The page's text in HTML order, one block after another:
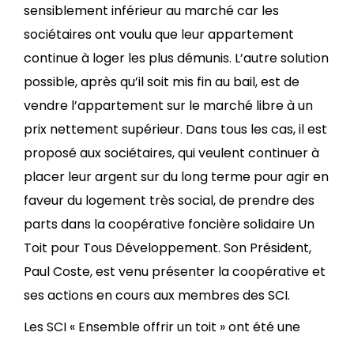
sensiblement inférieur au marché car les
sociétaires ont voulu que leur appartement
continue à loger les plus démunis. L’autre solution
possible, après qu’il soit mis fin au bail, est de
vendre l’appartement sur le marché libre à un
prix nettement supérieur. Dans tous les cas, il est
proposé aux sociétaires, qui veulent continuer à
placer leur argent sur du long terme pour agir en
faveur du logement très social, de prendre des
parts dans la coopérative foncière solidaire Un
Toit pour Tous Développement. Son Président,
Paul Coste, est venu présenter la coopérative et
ses actions en cours aux membres des SCI.
Les SCI « Ensemble offrir un toit » ont été une